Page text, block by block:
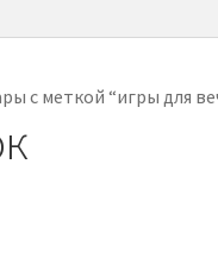
с меткой “игры для